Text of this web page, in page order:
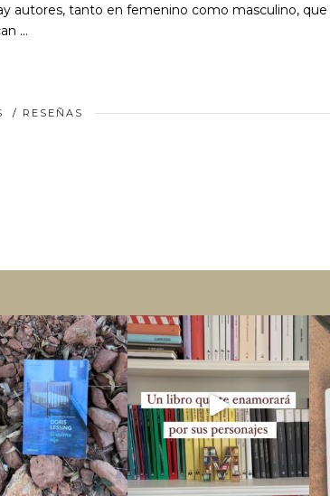
autores, tanto en femenino como masculino, que
…
/ RESEÑAS